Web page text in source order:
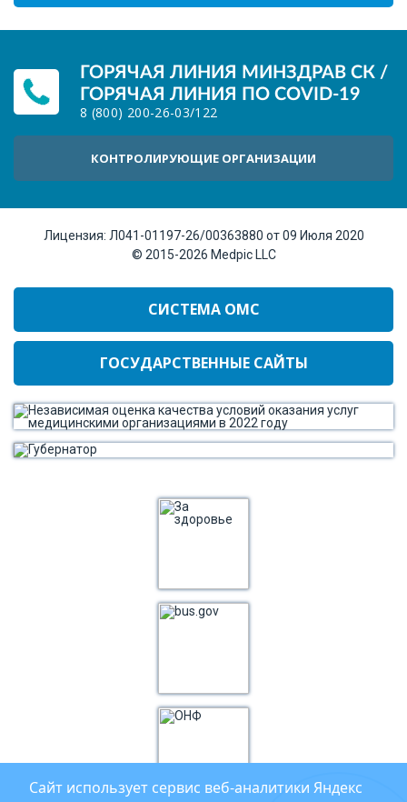
ГОРЯЧАЯ ЛИНИЯ МИНЗДРАВ СК /
ГОРЯЧАЯ ЛИНИЯ ПО COVID-19
8 (800) 200-26-03/122
КОНТРОЛИРУЮЩИЕ ОРГАНИЗАЦИИ
Лицензия: Л041-01197-26/00363880 от 09 Июля 2020
© 2015-2026 Medpic LLC
СИСТЕМА ОМС
ГОСУДАРСТВЕННЫЕ САЙТЫ
Сайт использует сервис веб‑аналитики Яндекс